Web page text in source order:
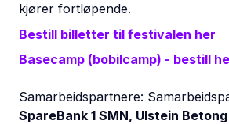
kjører fortløpende.
Bestill billetter til festivalen her
Basecamp (bobilcamp) - bestill
Samarbeidspartnere:
SpareBank 1 SMN, Ulstein